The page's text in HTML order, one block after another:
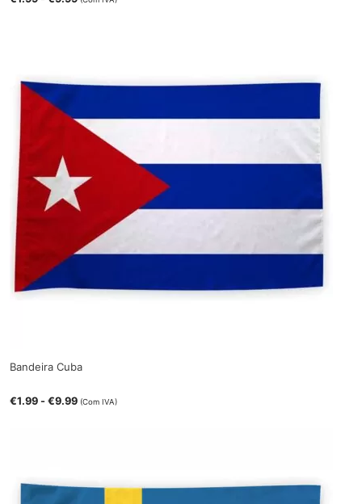
Bandeira Cuba
€1.99 -€9.99 (Com IVA)